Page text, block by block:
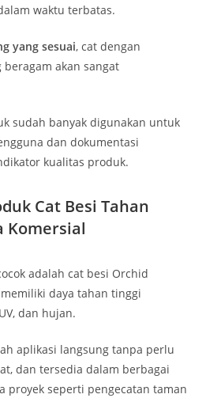
waktu terbatas.
yang sesuai, cat dengan
akan sangat
sudah banyak digunakan untuk
dan dokumentasi
kualitas produk.
Cat Besi Tahan
Komersial
adalah cat besi Orchid
daya tahan tinggi
dan hujan.
aplikasi langsung tanpa perlu
dan tersedia dalam berbagai
proyek seperti pengecatan taman